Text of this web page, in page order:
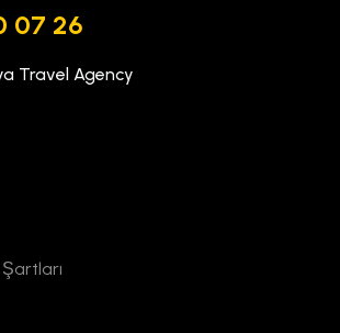
07 26
Travel Agency